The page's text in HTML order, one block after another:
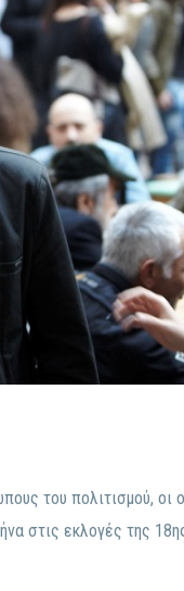
του πολιτισμού, οι
στις εκλογές της